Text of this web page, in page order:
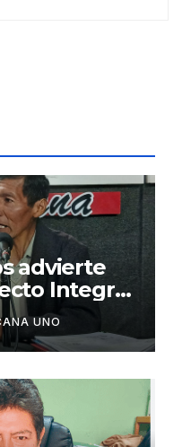
advierte
Integral
para
UNO